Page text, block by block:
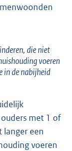
die niet
voeren
in de nabijheid
met 1 of
langer een
voeren